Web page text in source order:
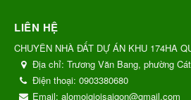
LIÊN HỆ
CHUYÊN NHÀ ĐẤT DỰ ÁN KHU 174HA
Địa chỉ: Trương Văn Bang, phường
Điện thoại: 0903380680
Email: alomoigioisaigon@gmail.com